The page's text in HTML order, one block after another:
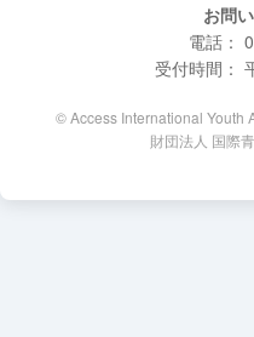
お問
電話：
受付時間：
© Access International Youth
財団法人 国際